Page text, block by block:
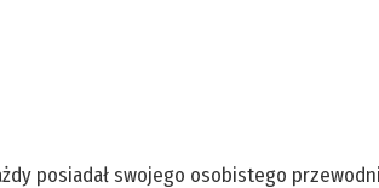
posiadał swojego osobistego